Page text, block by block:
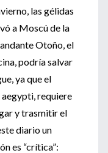
las gélidas
a Moscú de la
Otoño, el
podría salvar
ya que el
requiere
y trasmitir el
diario un
es “crítica”: